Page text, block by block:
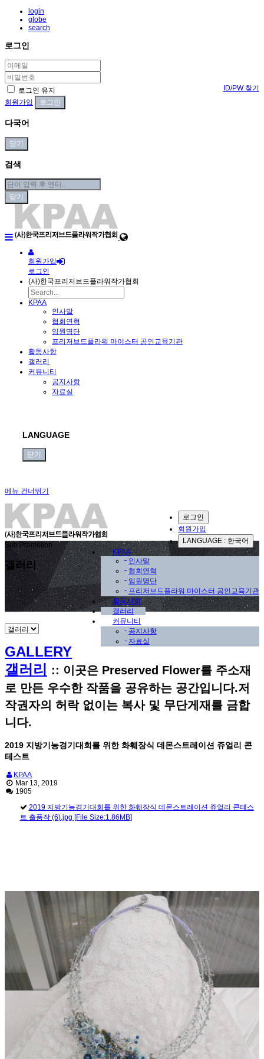
login
globe
search
로그인
ID/PW 찾기
로그인 유지
회원가입
다국어
닫기
검색
닫기
회원가입
로그인
(사)한국프리저브드플라워작가협회
KPAA
인사말
협회연혁
임원명단
프리저브드플라워 마이스터 공인교육기관
활동사항
갤러리
커뮤니티
공지사항
자료실
LANGUAGE
닫기
메뉴 건너뛰기
로그인
회원가입
LANGUAGE : 한국어
KPAA
- 인사말
- 협회연혁
- 임원명단
- 프리저브드플라워 마이스터 공인교육기관
활동사항
갤러리
커뮤니티
- 공지사항
- 자료실
Sub Promotion
갤러리
GALLERY
갤러리
:: 이곳은 Preserved Flower를 주소재
로 만든 우수한 작품을 공유하는 공간입니다.저
작권자의 허락 없이는 복사 및 무단게재를 금합
니다.
2019 지방기능경기대회를 위한 화훼장식 데몬스트레이션 쥬얼리 콘
테스트
KPAA
Mar 13, 2019
1905
2019 지방기능경기대회를 위한 화훼장식 데몬스트레이션 쥬얼리 콘테스
트 출품작 (6).jpg [File Size:1.86MB]